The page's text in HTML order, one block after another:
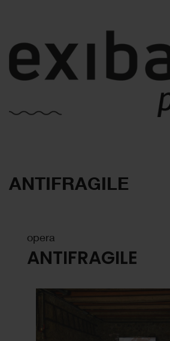
ANTIFRAGILE
opera
ANTIFRAGILE